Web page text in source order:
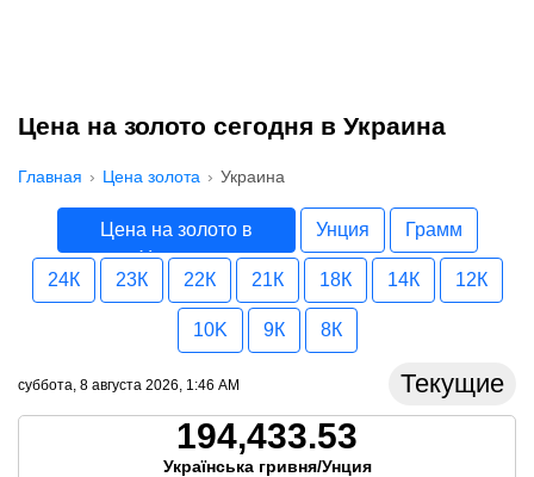
Цена на золото сегодня в Украина
Главная Цена золота Украина
Цена на золото в
Украина
Унция Грамм
24К 23К 22К 21К 18К 14К 12К
10K 9К 8К
суббота, 8 августа 2026, 1:46 AM Текущие
194,433.53
Українська гривня/Унция